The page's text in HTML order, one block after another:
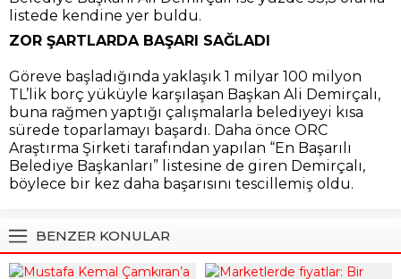
listede kendine yer buldu.
ZOR ŞARTLARDA BAŞARI SAĞLADI
Göreve başladığında yaklaşık 1 milyar 100 milyon
TL’lik borç yüküyle karşılaşan Başkan Ali Demirçalı,
buna rağmen yaptığı çalışmalarla belediyeyi kısa
sürede toparlamayı başardı. Daha önce ORC
Araştırma Şirketi tarafından yapılan “En Başarılı
Belediye Başkanları” listesine de giren Demirçalı,
böylece bir kez daha başarısını tescillemiş oldu.
BENZER KONULAR